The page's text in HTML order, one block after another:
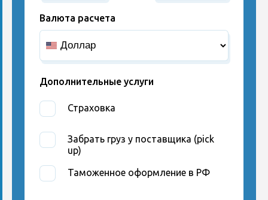
Валюта расчета
Дополнительные услуги
Страховка
Забрать груз у поставщика (pick
up)
Таможенное оформление в РФ